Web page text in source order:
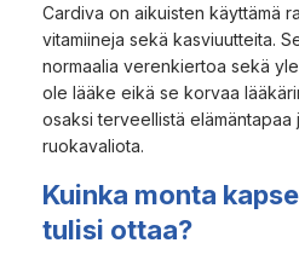
Cardiva on aikuisten käyttämä
vitamiineja sekä kasviuutteita.
normaalia verenkiertoa sekä
ole lääke eikä se korvaa
osaksi terveellistä elämäntapaa
ruokavaliota.
Kuinka monta
tulisi ottaa?